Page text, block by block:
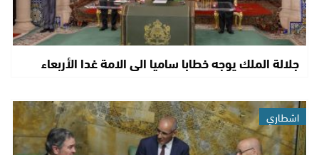
جلالة الملك يوجه خطابا ساميا الى الامة غدا الأربعاء
اشطاري